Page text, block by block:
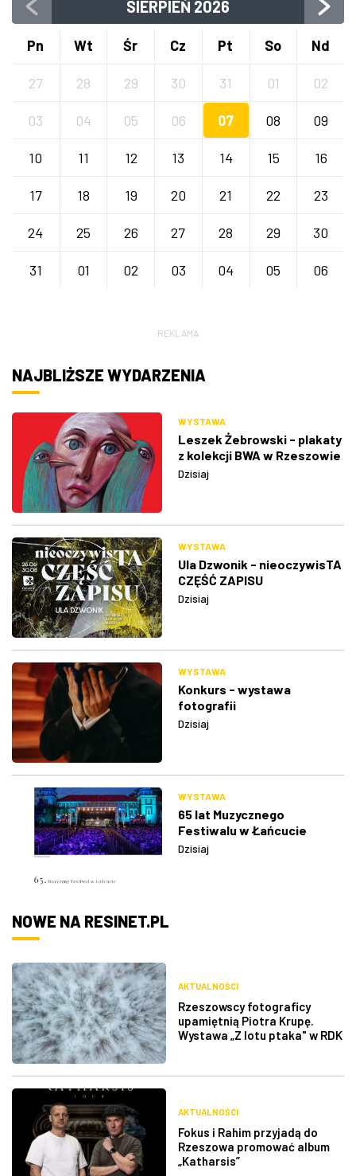
SIERPIEŃ 2026
Pn Wt Śr Cz Pt So Nd
27 28 29 30 31 01 02
03 04 05 06 07 08 09
10 11 12 13 14 15 16
17 18 19 20 21 22 23
24 25 26 27 28 29 30
31 01 02 03 04 05 06
REKLAMA
NAJBLIŻSZE WYDARZENIA
WYSTAWA
Leszek Żebrowski - plakaty
z kolekcji BWA w Rzeszowie
Dzisiaj
WYSTAWA
Ula Dzwonik - nieoczywisTA
CZĘŚĆ ZAPISU
Dzisiaj
WYSTAWA
Konkurs - wystawa
fotografii
Dzisiaj
WYSTAWA
65 lat Muzycznego
Festiwalu w Łańcucie
Dzisiaj
NOWE NA RESINET.PL
AKTUALNOŚCI
Rzeszowscy fotograficy
upamiętnią Piotra Krupę.
Wystawa „Z lotu ptaka" w RDK
AKTUALNOŚCI
Fokus i Rahim przyjadą do
Rzeszowa promować album
„Katharsis”